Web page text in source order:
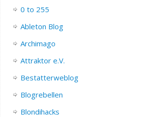
0 to 255
Ableton Blog
Archimago
Attraktor e.V.
Bestatterweblog
Blogrebellen
Blondihacks